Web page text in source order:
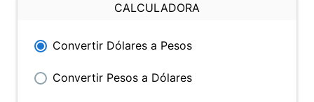
CALCULADORA
Convertir Dólares a Pesos
Convertir Pesos a Dólares